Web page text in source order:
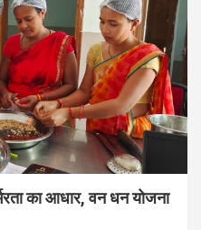
का आधार, वन धन योजना